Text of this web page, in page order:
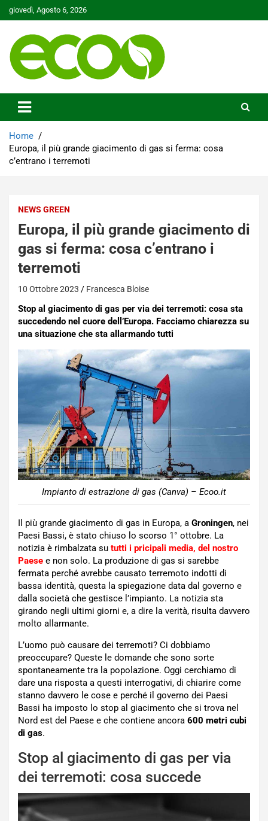
Skip
to
giovedì, Agosto 6, 2026
Ecoo.it
Home
Europa, il più grande giacimento di gas si ferma: cosa
c’entrano i terremoti
NEWS GREEN
Europa, il più grande giacimento di
gas si ferma: cosa c’entrano i
terremoti
10 Ottobre 2023 Francesca Bloise
Stop al giacimento di gas per via dei terremoti: cosa sta
succedendo nel cuore dell’Europa. Facciamo chiarezza su
una situazione che sta allarmando tutti
Impianto di estrazione di gas (Canva) – Ecoo.it
Il più grande giacimento di gas in Europa, a Groningen, nei
Paesi Bassi, è stato chiuso lo scorso 1° ottobre. La
notizia è rimbalzata su tutti i pricipali media, del nostro
Paese e non solo. La produzione di gas si sarebbe
fermata perché avrebbe causato terremoto indotti di
bassa identità, questa la spiegazione data dal governo e
dalla società che gestisce l’impianto. La notizia sta
girando negli ultimi giorni e, a dire la verità, risulta davvero
molto allarmante.
L’uomo può causare dei terremoti? Ci dobbiamo
preoccupare? Queste le domande che sono sorte
spontaneamente tra la popolazione. Oggi cerchiamo di
dare una risposta a questi interrogativi, di chiarire come
stanno davvero le cose e perché il governo dei Paesi
Bassi ha imposto lo stop al giacimento che si trova nel
Nord est del Paese e che contiene ancora 600 metri cubi
di gas.
Stop al giacimento di gas per via
dei terremoti: cosa succede